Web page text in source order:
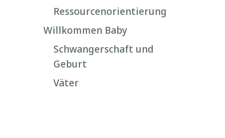
Ressourcenorientierung
Willkommen Baby
Schwangerschaft und
Geburt
Väter